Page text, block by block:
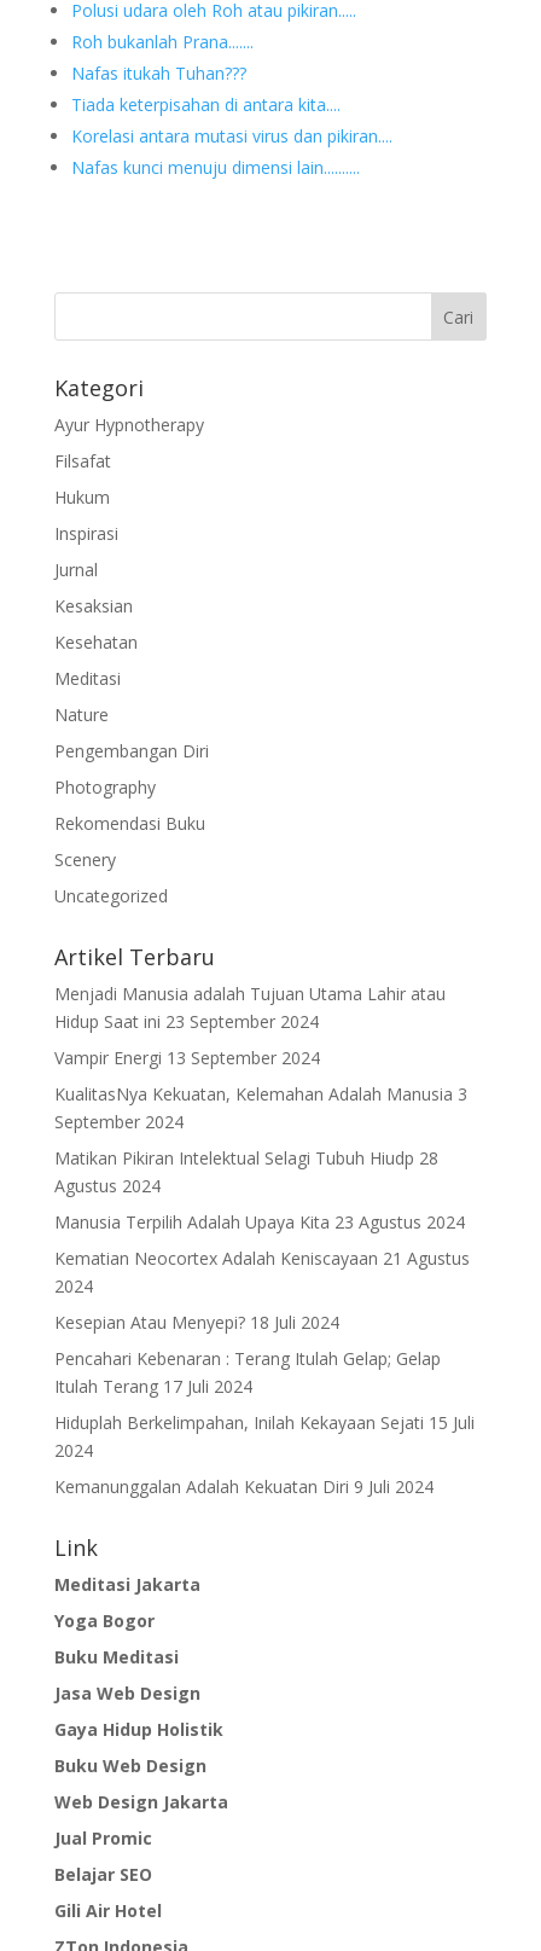
Polusi udara oleh Roh atau pikiran.....
Roh bukanlah Prana.......
Nafas itukah Tuhan???
Tiada keterpisahan di antara kita....
Korelasi antara mutasi virus dan pikiran....
Nafas kunci menuju dimensi lain..........
Kategori
Ayur Hypnotherapy
Filsafat
Hukum
Inspirasi
Jurnal
Kesaksian
Kesehatan
Meditasi
Nature
Pengembangan Diri
Photography
Rekomendasi Buku
Scenery
Uncategorized
Artikel Terbaru
Menjadi Manusia adalah Tujuan Utama Lahir atau
Hidup Saat ini 23 September 2024
Vampir Energi 13 September 2024
KualitasNya Kekuatan, Kelemahan Adalah Manusia 3
September 2024
Matikan Pikiran Intelektual Selagi Tubuh Hiudp 28
Agustus 2024
Manusia Terpilih Adalah Upaya Kita 23 Agustus 2024
Kematian Neocortex Adalah Keniscayaan 21 Agustus
2024
Kesepian Atau Menyepi? 18 Juli 2024
Pencahari Kebenaran : Terang Itulah Gelap; Gelap
Itulah Terang 17 Juli 2024
Hiduplah Berkelimpahan, Inilah Kekayaan Sejati 15 Juli
2024
Kemanunggalan Adalah Kekuatan Diri 9 Juli 2024
Link
Meditasi Jakarta
Yoga Bogor
Buku Meditasi
Jasa Web Design
Gaya Hidup Holistik
Buku Web Design
Web Design Jakarta
Jual Promic
Belajar SEO
Gili Air Hotel